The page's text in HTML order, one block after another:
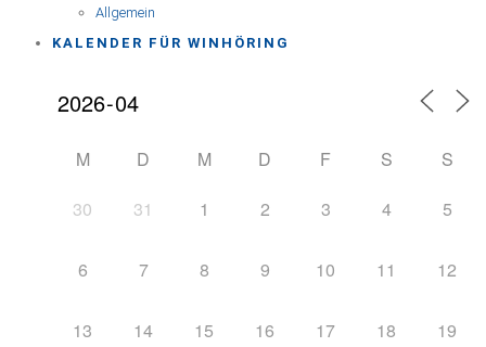
Allgemein
KALENDER FÜR WINHÖRING
M D M D F S
S
30
31 1 2 3 4 5
6 7 8 9 10 11 12
13 14 15 16 17 18 19